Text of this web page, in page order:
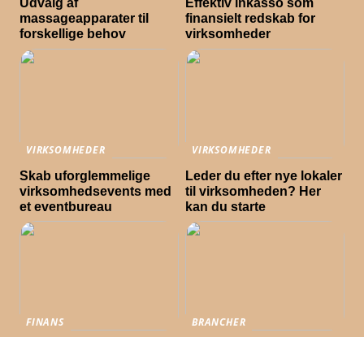
Udvalg af
massageapparater til
forskellige behov
Effektiv inkasso som
finansielt redskab for
virksomheder
VIRKSOMHEDER
Skab uforglemmelige
virksomhedsevents med
et eventbureau
VIRKSOMHEDER
Leder du efter nye lokaler
til virksomheden? Her
kan du starte
FINANS
BRANCHER